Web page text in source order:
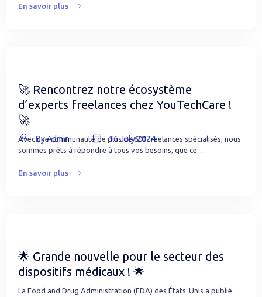
En savoir plus
🚀 Rencontrez notre écosystème
d’experts freelances chez YouTechCare !
🚀
16 July 2024
By Admin
Avec une communauté de plus de 600 freelances spécialisés, nous
sommes prêts à répondre à tous vos besoins, que ce…
En savoir plus
🌟 Grande nouvelle pour le secteur des
dispositifs médicaux ! 🌟
La Food and Drug Administration (FDA) des États-Unis a publié